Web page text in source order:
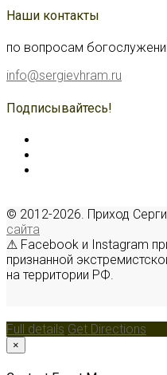
Наши контакты
по вопросам
info@sergievhram.ru
Подписывайтесь!
© 2012-2026. Приход
сайта
⚠ Facebook и Instagram
признанной
на территории РФ.
Full details Get Directions
×